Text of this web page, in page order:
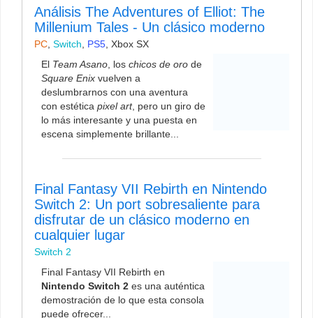
Análisis The Adventures of Elliot: The
Millenium Tales - Un clásico moderno
PC, Switch, PS5, Xbox SX
El Team Asano, los chicos de oro de
Square Enix vuelven a
deslumbrarnos con una aventura
con estética pixel art, pero un giro de
lo más interesante y una puesta en
escena simplemente brillante...
Final Fantasy VII Rebirth en Nintendo
Switch 2: Un port sobresaliente para
disfrutar de un clásico moderno en
cualquier lugar
Switch 2
Final Fantasy VII Rebirth en
Nintendo Switch 2 es una auténtica
demostración de lo que esta consola
puede ofrecer...